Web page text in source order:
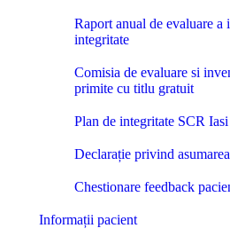
Raport anual de evaluare a
integritate
Comisia de evaluare si
primite cu titlu gratuit
Plan de integritate SCR Iasi
Declarație privind
Chestionare feedback
Informații pacient